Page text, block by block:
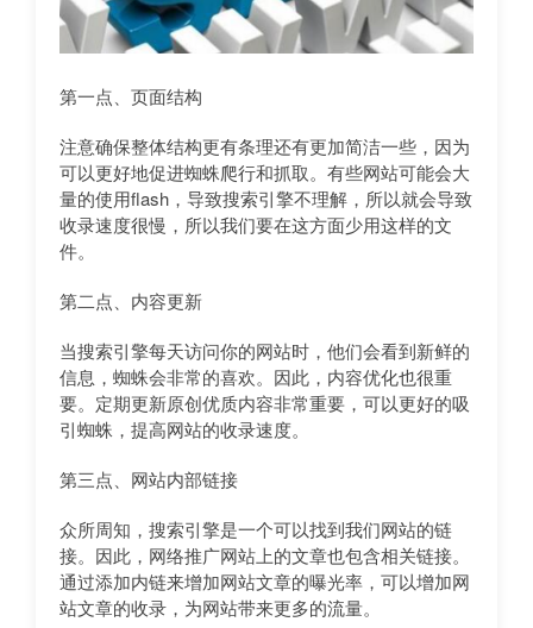
第一点、页面结构
注意确保整体结构更有条理还有更加简洁一些，因为
可以更好地促进蜘蛛爬行和抓取。有些网站可能会大
量的使用flash，导致搜索引擎不理解，所以就会导致
收录速度很慢，所以我们要在这方面少用这样的文
件。
第二点、内容更新
当搜索引擎每天访问你的网站时，他们会看到新鲜的
信息，蜘蛛会非常的喜欢。因此，内容优化也很重
要。定期更新原创优质内容非常重要，可以更好的吸
引蜘蛛，提高网站的收录速度。
第三点、网站内部链接
众所周知，搜索引擎是一个可以找到我们网站的链
接。因此，网络推广网站上的文章也包含相关链接。
通过添加内链来增加网站文章的曝光率，可以增加网
站文章的收录，为网站带来更多的流量。